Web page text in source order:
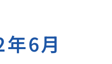
6月